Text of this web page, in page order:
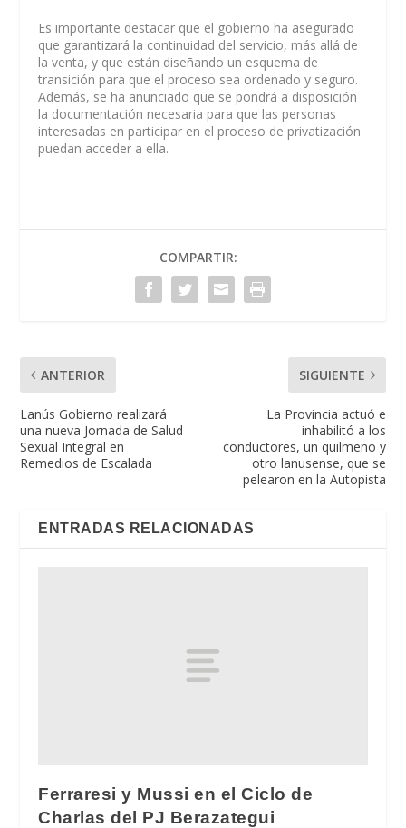
Es importante destacar que el gobierno ha asegurado
que garantizará la continuidad del servicio, más allá de
la venta, y que están diseñando un esquema de
transición para que el proceso sea ordenado y seguro.
Además, se ha anunciado que se pondrá a disposición
la documentación necesaria para que las personas
interesadas en participar en el proceso de privatización
puedan acceder a ella.
COMPARTIR:
ANTERIOR
Lanús Gobierno realizará
una nueva Jornada de Salud
Sexual Integral en
Remedios de Escalada
SIGUIENTE
La Provincia actuó e
inhabilitó a los
conductores, un quilmeño y
otro lanusense, que se
pelearon en la Autopista
ENTRADAS RELACIONADAS
Ferraresi y Mussi en el Ciclo de
Charlas del PJ Berazategui